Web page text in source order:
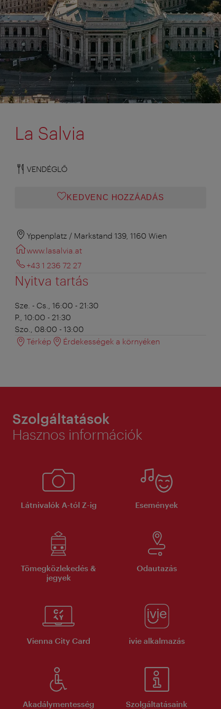
La Salvia
VENDÉGLŐ
KEDVENC HOZZÁADÁS
Yppenplatz / Markstand 139, 1160 Wien
www.lasalvia.at
+43 1 236 72 27
Nyitva tartás
Sze. - Cs., 16:00 - 21:30
P., 10:00 - 21:30
Szo., 08:00 - 13:00
Térkép
Érdekességek a környéken
Szolgáltatások
Hasznos információk
Látnivalók A-tól Z-ig Események
Tömegközlekedés &
jegyek
Odautazás
Vienna City Card ivie alkalmazás
Akadálymentesség Szolgáltatásaink